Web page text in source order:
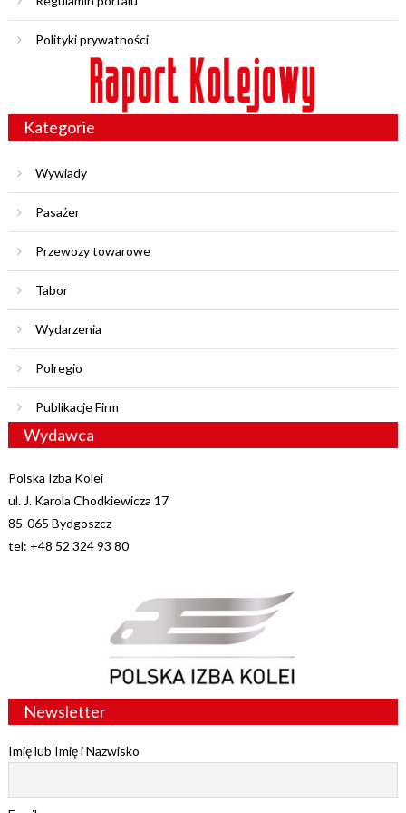
Polityki prywatności
Kategorie
Wywiady
Pasażer
Przewozy towarowe
Tabor
Wydarzenia
Polregio
Publikacje Firm
Wydawca
Polska Izba Kolei
ul. J. Karola Chodkiewicza 17
85-065 Bydgoszcz
tel: +48 52 324 93 80
Newsletter
Imię lub Imię i Nazwisko